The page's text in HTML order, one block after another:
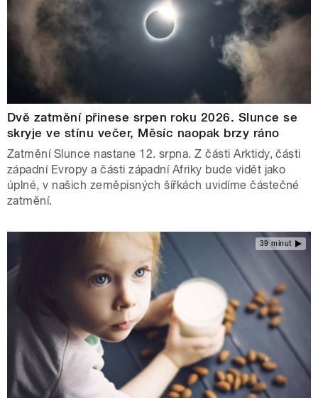
Dvě zatmění přinese srpen roku 2026. Slunce se
skryje ve stínu večer, Měsíc naopak brzy ráno
Zatmění Slunce nastane 12. srpna. Z části Arktidy, části
západní Evropy a části západní Afriky bude vidět jako
úplné, v našich zeměpisných šířkách uvidíme částečné
zatmění.
39 minut